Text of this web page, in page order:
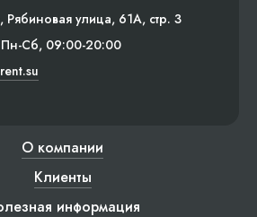
Рябиновая улица, 61А, стр. 3
Пн-Сб, 09:00-20:00
О компании
Клиенты
информация